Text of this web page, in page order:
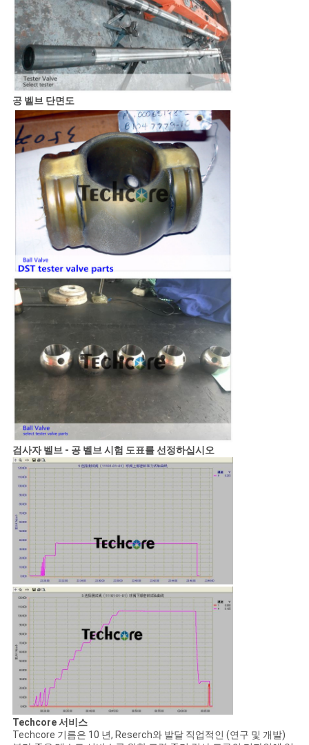
공 벨브 단면도
검사자 벨브 - 공 벨브 시험 도표를 선정하십시오
Techcore 서비스
Techcore 기름은 10 년, Reserch와 발달 직업적인 (연구 및 개발)